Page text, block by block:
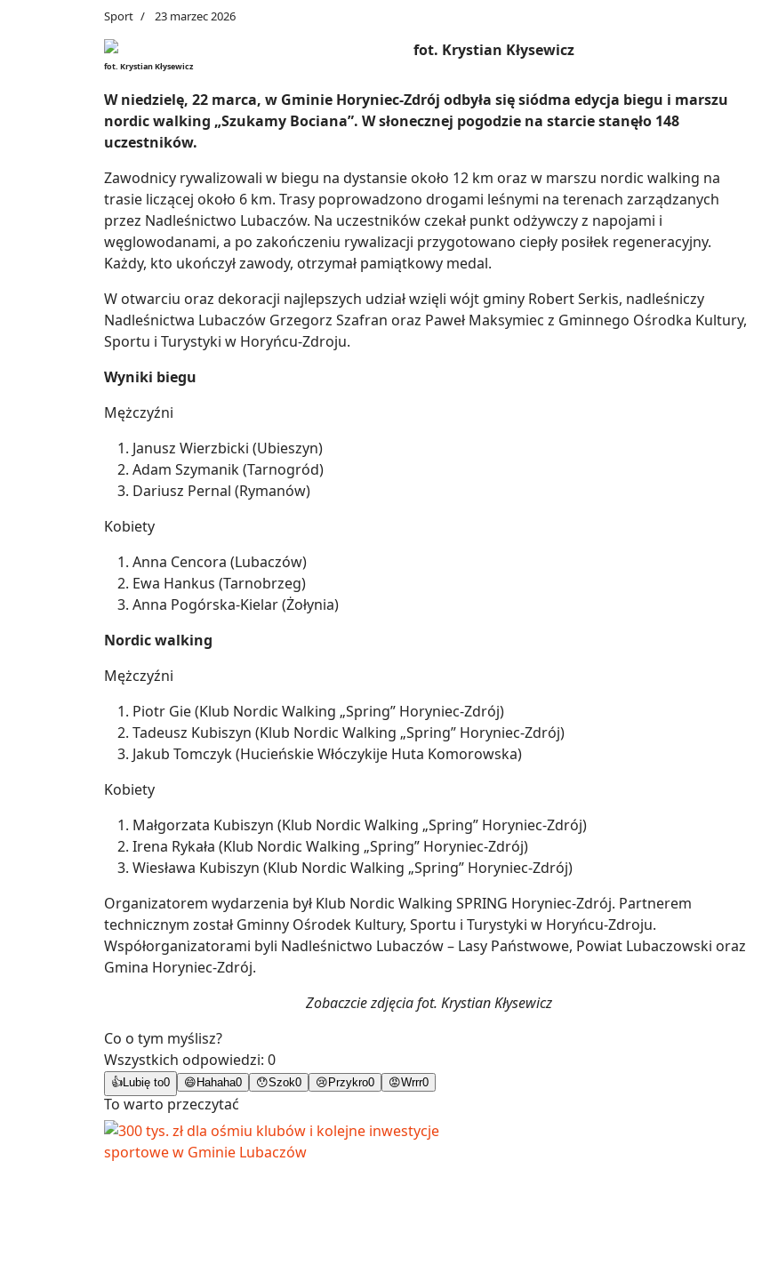
Sport 23 marzec 2026
fot. Krystian Kłysewicz
W niedzielę, 22 marca, w Gminie Horyniec-Zdrój odbyła się siódma edycja biegu i marszu
nordic walking „Szukamy Bociana”. W słonecznej pogodzie na starcie stanęło 148
uczestników.
Zawodnicy rywalizowali w biegu na dystansie około 12 km oraz w marszu nordic walking na
trasie liczącej około 6 km. Trasy poprowadzono drogami leśnymi na terenach zarządzanych
przez Nadleśnictwo Lubaczów. Na uczestników czekał punkt odżywczy z napojami i
węglowodanami, a po zakończeniu rywalizacji przygotowano ciepły posiłek regeneracyjny.
Każdy, kto ukończył zawody, otrzymał pamiątkowy medal.
W otwarciu oraz dekoracji najlepszych udział wzięli wójt gminy Robert Serkis, nadleśniczy
Nadleśnictwa Lubaczów Grzegorz Szafran oraz Paweł Maksymiec z Gminnego Ośrodka Kultury,
Sportu i Turystyki w Horyńcu-Zdroju.
Wyniki biegu
Mężczyźni
Janusz Wierzbicki (Ubieszyn)
Adam Szymanik (Tarnogród)
Dariusz Pernal (Rymanów)
Kobiety
Anna Cencora (Lubaczów)
Ewa Hankus (Tarnobrzeg)
Anna Pogórska-Kielar (Żołynia)
Nordic walking
Mężczyźni
Piotr Gie (Klub Nordic Walking „Spring” Horyniec-Zdrój)
Tadeusz Kubiszyn (Klub Nordic Walking „Spring” Horyniec-Zdrój)
Jakub Tomczyk (Hucieńskie Włóczykije Huta Komorowska)
Kobiety
Małgorzata Kubiszyn (Klub Nordic Walking „Spring” Horyniec-Zdrój)
Irena Rykała (Klub Nordic Walking „Spring” Horyniec-Zdrój)
Wiesława Kubiszyn (Klub Nordic Walking „Spring” Horyniec-Zdrój)
Organizatorem wydarzenia był Klub Nordic Walking SPRING Horyniec-Zdrój. Partnerem
technicznym został Gminny Ośrodek Kultury, Sportu i Turystyki w Horyńcu-Zdroju.
Współorganizatorami byli Nadleśnictwo Lubaczów – Lasy Państwowe, Powiat Lubaczowski oraz
Gmina Horyniec-Zdrój.
Zobaczcie zdjęcia fot. Krystian Kłysewicz
Co o tym myślisz?
Wszystkich odpowiedzi: 0
👍Lubię to0 😄 Hahaha0 😯Szok0 😢 Przykro0 😡Wrrr0
To warto przeczytać